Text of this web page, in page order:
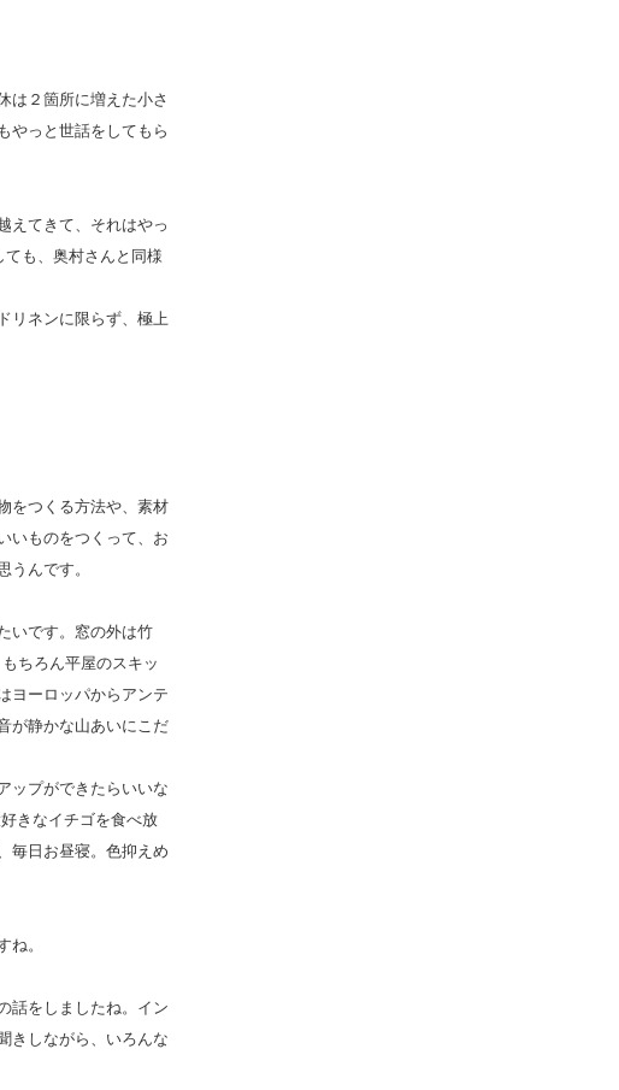
は２箇所に増えた小さ
やっと世話をしてもら
えてきて、それはやっ
も、奥村さんと同様
リネンに限らず、極上
をつくる方法や、素材
いものをつくって、お
んです。
いです。窓の外は竹
ちろん平屋のスキッ
ヨーロッパからアンテ
が静かな山あいにこだ
ップができたらいいな
きなイチゴを食べ放
毎日お昼寝。色抑えめ
。
話をしましたね。イン
きしながら、いろんな